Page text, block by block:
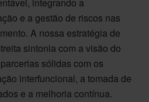
e a gestão de riscos nas
A nossa estratégia de
sintonia com a visão do
sólidas com os
interfuncional, a tomada de
e a melhoria contínua.